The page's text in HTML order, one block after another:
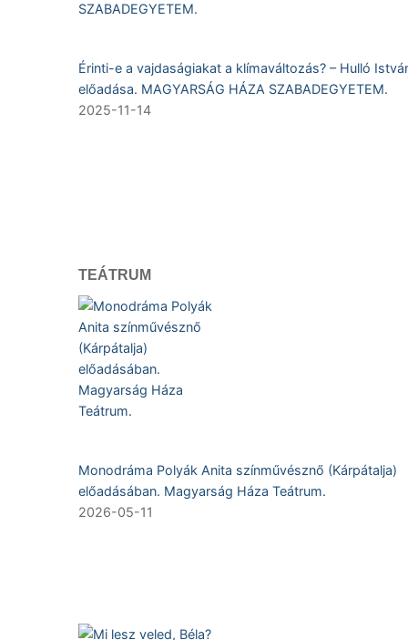
Érinti-e a vajdaságiakat a klímaváltozás? – Hulló
előadása. MAGYARSÁG HÁZA SZABADEGYETEM.
2025-11-14
TEÁTRUM
Monodráma Polyák Anita színművésznő (Kárpátalja)
előadásában. Magyarság Háza Teátrum.
2026-05-11